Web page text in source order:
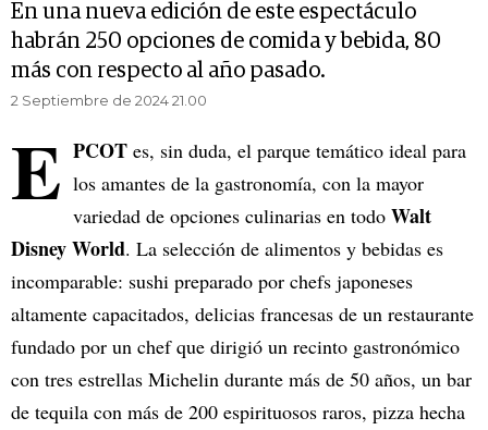
En una nueva edición de este espectáculo
habrán 250 opciones de comida y bebida, 80
más con respecto al año pasado.
2 Septiembre de 2024 21.00
E PCOT es, sin duda, el parque temático ideal para
los amantes de la gastronomía, con la mayor
variedad de opciones culinarias en todo Walt
Disney World. La selección de alimentos y bebidas es
incomparable: sushi preparado por chefs japoneses
altamente capacitados, delicias francesas de un restaurante
fundado por un chef que dirigió un recinto gastronómico
con tres estrellas Michelin durante más de 50 años, un bar
de tequila con más de 200 espirituosos raros, pizza hecha